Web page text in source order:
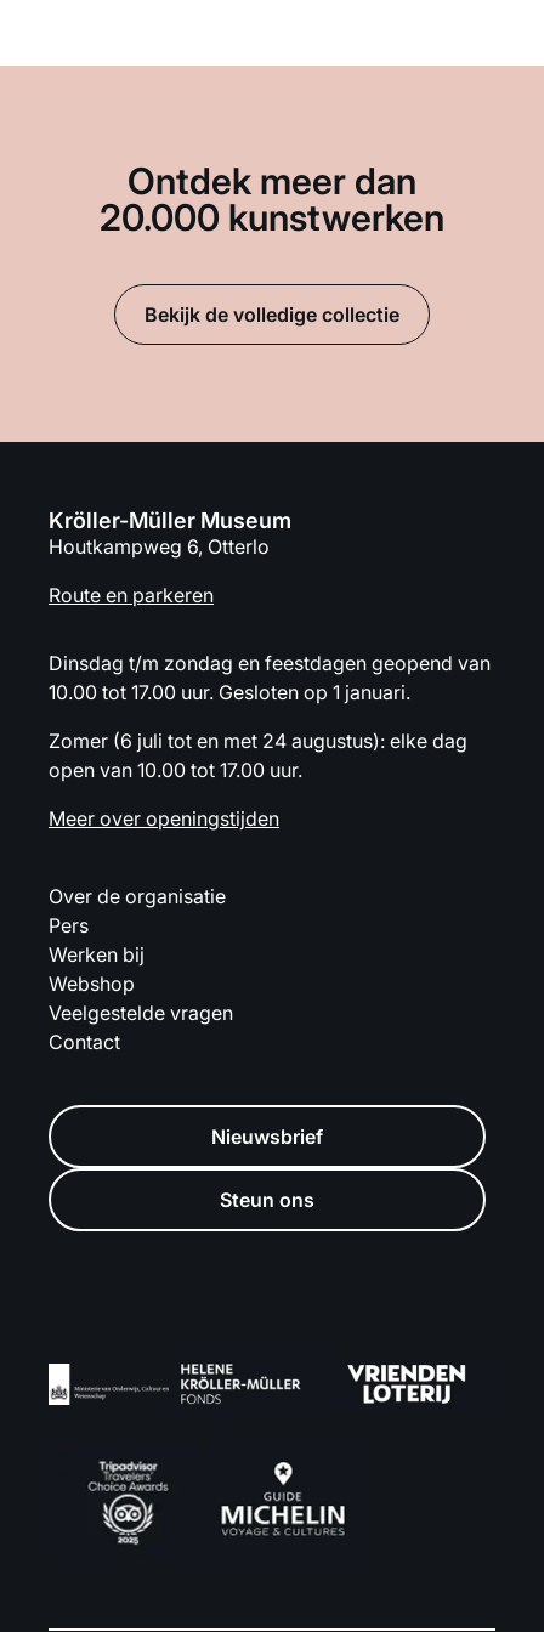
Ontdek meer dan
20.000 kunstwerken
Bekijk de volledige collectie
Kröller-Müller Museum
Houtkampweg 6, Otterlo
Route en parkeren
Dinsdag t/m zondag en feestdagen geopend van
10.00 tot 17.00 uur. Gesloten op 1 januari.
Zomer (6 juli tot en met 24 augustus): elke dag
open van 10.00 tot 17.00 uur.
Meer over openingstijden
Over de organisatie
Pers
Werken bij
Webshop
Veelgestelde vragen
Contact
Nieuwsbrief
Steun ons